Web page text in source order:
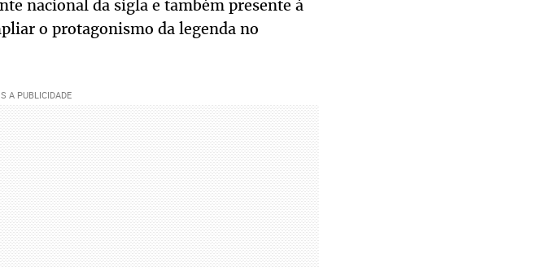
nacional da sigla e também presente à
o protagonismo da legenda no